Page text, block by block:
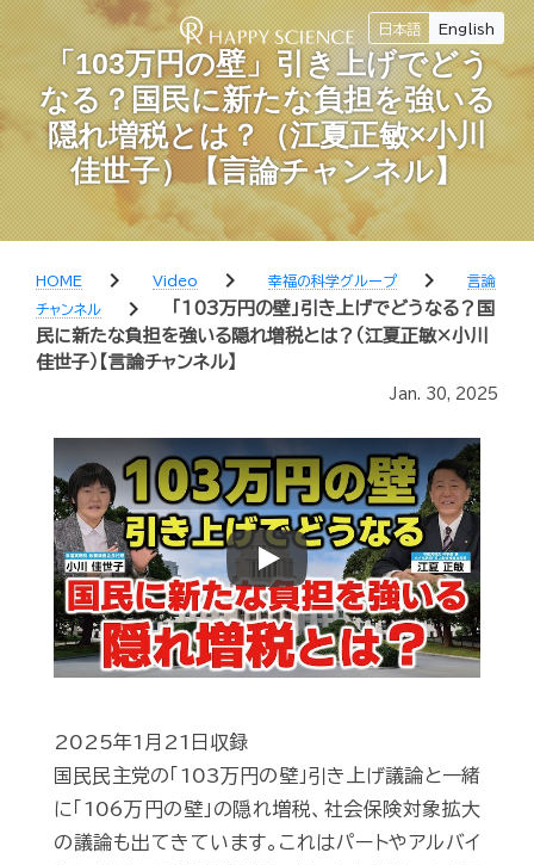
日本語 English
「103万円の壁」引き上げでどう
なる？国民に新たな負担を強いる
隠れ増税とは？（江夏正敏×小川
佳世子）【言論チャンネル】
HOME chevron_right Video chevron_right 幸福の科学グループ chevron_right
言論
チャンネル
chevron_right
「103万円の壁」引き上げでどうなる？国
民に新たな負担を強いる隠れ増税とは？（江夏正敏×小川
佳世子）【言論チャンネル】
Jan. 30, 2025
Play
2025年1月21日収録
国民民主党の「103万円の壁」引き上げ議論と一緒
に「106万円の壁」の隠れ増税、社会保険対象拡大
の議論も出てきています。これはパートやアルバイ